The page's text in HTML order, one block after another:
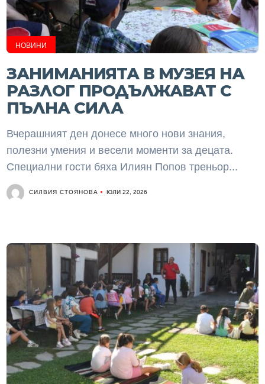
НОВИНИ
ЗАНИМАНИЯТА В МУЗЕЯ НА
РАЗЛОГ ПРОДЪЛЖАВАТ С
ПЪЛНА СИЛА
Вчерашният ден донесе много нови знания,
полезни умения и весели моменти за децата.
Специални гости бяха Илиян Попов треньор...
СИЛВИЯ СТОЯНОВА ЮЛИ 22, 2026